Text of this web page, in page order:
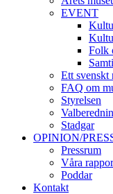
EVENT
Folk
Ett svenskt
FAQ om
Styrelsen
Stadgar
OPINION/
Pressrum
Våra
Poddar
Kontakt